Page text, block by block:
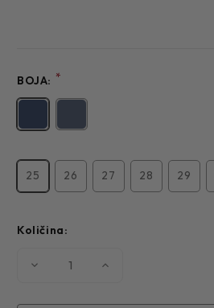
BOJA: *
25 26 27 28 29
Količina:
Smanjite Povećajte